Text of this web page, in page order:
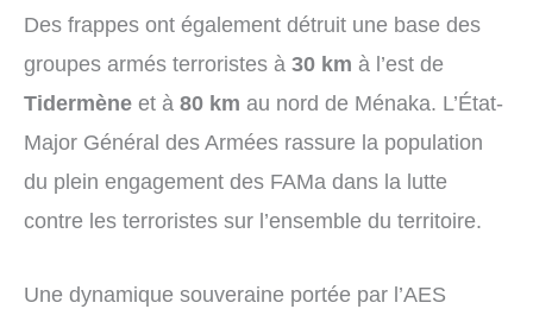
Des frappes ont également détruit une base des
groupes armés terroristes à 30 km à l’est de
Tidermène et à 80 km au nord de Ménaka. L’État-
Major Général des Armées rassure la population
du plein engagement des FAMa dans la lutte
contre les terroristes sur l’ensemble du territoire.
Une dynamique souveraine portée par l’AES